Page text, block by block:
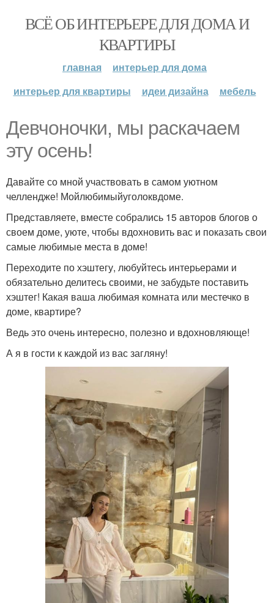
ВСЁ ОБ ИНТЕРЬЕРЕ ДЛЯ ДОМА И
КВАРТИРЫ
главная
интерьер для дома
интерьер для квартиры
идеи дизайна мебель
Девчоночки, мы раскачаем
эту осень!
Давайте со мной участвовать в самом уютном
челлендже! Мойлюбимыйуголоквдоме.
Представляете, вместе собрались 15 авторов блогов о
своем доме, уюте, чтобы вдохновить вас и показать свои
самые любимые места в доме!
Переходите по хэштегу, любуйтесь интерьерами и
обязательно делитесь своими, не забудьте поставить
хэштег! Какая ваша любимая комната или местечко в
доме, квартире?
Ведь это очень интересно, полезно и вдохновляюще!
А я в гости к каждой из вас загляну!